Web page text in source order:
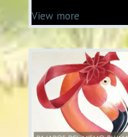
View more